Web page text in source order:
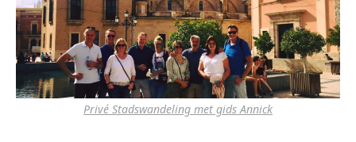
Privé Stadswandeling met gids Annick